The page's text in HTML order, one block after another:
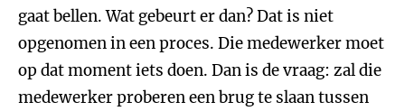
gaat bellen. Wat gebeurt er dan? Dat is niet
opgenomen in een proces. Die medewerker moet
op dat moment iets doen. Dan is de vraag: zal die
medewerker proberen een brug te slaan tussen